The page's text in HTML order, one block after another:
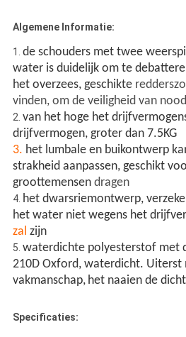
Algemene Informatie:
1. de schouders met twee
water is duidelijk om te
het overzees, geschikte
vinden, om de veiligheid van
2. van het hoge het
drijfvermogen, groter dan 7.5KG
3. het lumbale en buikontwerp
strakheid aanpassen, geschikt
groottemensen dragen
4. het dwarsriemontwerp,
het water niet wegens het
zal zijn
5. waterdichte polyesterstof met
210D Oxford, waterdicht. Uiterst
vakmanschap, het naaien de
Specificaties: